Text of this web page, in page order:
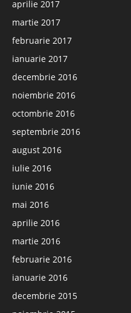
aprilie 2017
martie 2017
februarie 2017
ianuarie 2017
decembrie 2016
noiembrie 2016
octombrie 2016
septembrie 2016
august 2016
iulie 2016
iunie 2016
mai 2016
aprilie 2016
martie 2016
februarie 2016
ianuarie 2016
decembrie 2015